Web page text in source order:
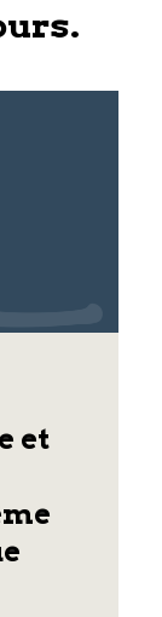
et